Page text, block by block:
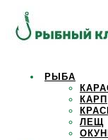
РЫБА
КАРП
ЛЕЩ